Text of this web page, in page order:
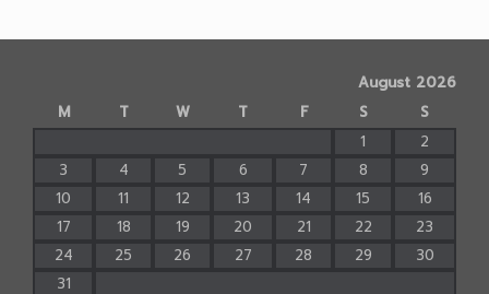
August 2026
M
T W T F S
S
1
2
3
4 5 6 7 8
9
10
11 12 13 14 15
16
17
18 19 20 21 22
23
24
25 26 27 28 29
30
31